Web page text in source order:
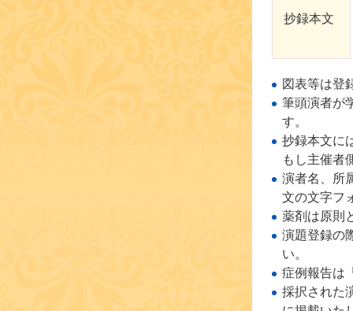
抄録本文
図表等は登
筆頭演者が
す。
抄録本文に
もし主催者
演者名、所
文の文字フ
薬剤は原則
演題登録の
い。
症例報告は
採択された